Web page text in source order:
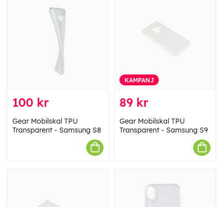
100 kr
Gear Mobilskal TPU
Transparent - Samsung S8
KAMPANJ
89 kr
Gear Mobilskal TPU
Transparent - Samsung S9